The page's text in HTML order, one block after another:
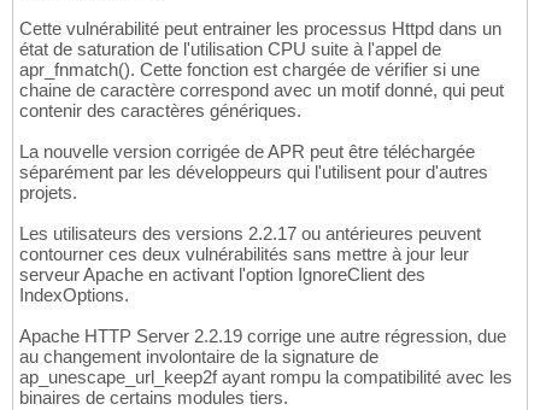
Cette vulnérabilité peut entrainer les processus Httpd dans un
état de saturation de l'utilisation CPU suite à l'appel de
apr_fnmatch(). Cette fonction est chargée de vérifier si une
chaine de caractère correspond avec un motif donné, qui peut
contenir des caractères génériques.
La nouvelle version corrigée de APR peut être téléchargée
séparément par les développeurs qui l'utilisent pour d'autres
projets.
Les utilisateurs des versions 2.2.17 ou antérieures peuvent
contourner ces deux vulnérabilités sans mettre à jour leur
serveur Apache en activant l'option IgnoreClient des
IndexOptions.
Apache HTTP Server 2.2.19 corrige une autre régression, due
au changement involontaire de la signature de
ap_unescape_url_keep2f ayant rompu la compatibilité avec les
binaires de certains modules tiers.